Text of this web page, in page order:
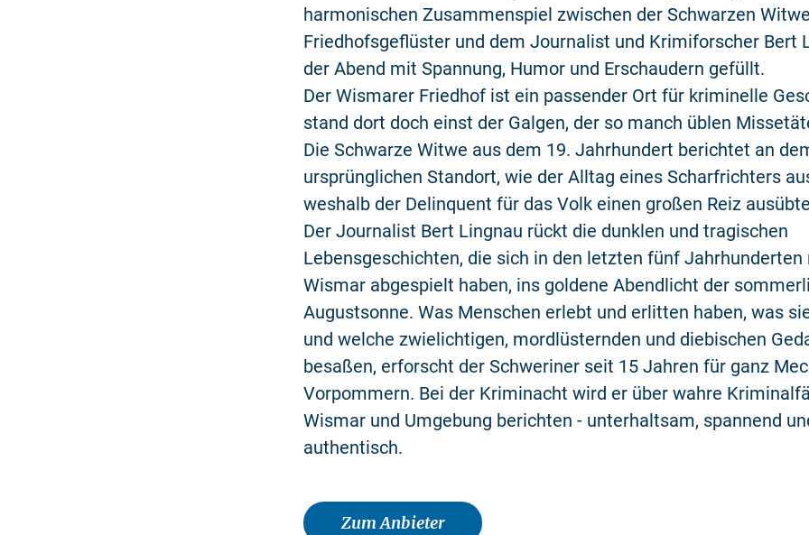
harmonischen Zusammenspiel zwischen der Schwarzen
Friedhofsgeflüster und dem Journalist und Krimiforscher Bert
der Abend mit Spannung, Humor und Erschaudern gefüllt.
Der Wismarer Friedhof ist ein passender Ort für kriminelle
stand dort doch einst der Galgen, der so manch üblen
Die Schwarze Witwe aus dem 19. Jahrhundert berichtet an
ursprünglichen Standort, wie der Alltag eines Scharfrichters
weshalb der Delinquent für das Volk einen großen Reiz
Der Journalist Bert Lingnau rückt die dunklen und tragischen
Lebensgeschichten, die sich in den letzten fünf Jahrhunderten
Wismar abgespielt haben, ins goldene Abendlicht der
Augustsonne. Was Menschen erlebt und erlitten haben, was
und welche zwielichtigen, mordlüsternden und diebischen
besaßen, erforscht der Schweriner seit 15 Jahren für ganz
Vorpommern. Bei der Kriminacht wird er über wahre
Wismar und Umgebung berichten - unterhaltsam, spannend
authentisch.
Zum Anbieter